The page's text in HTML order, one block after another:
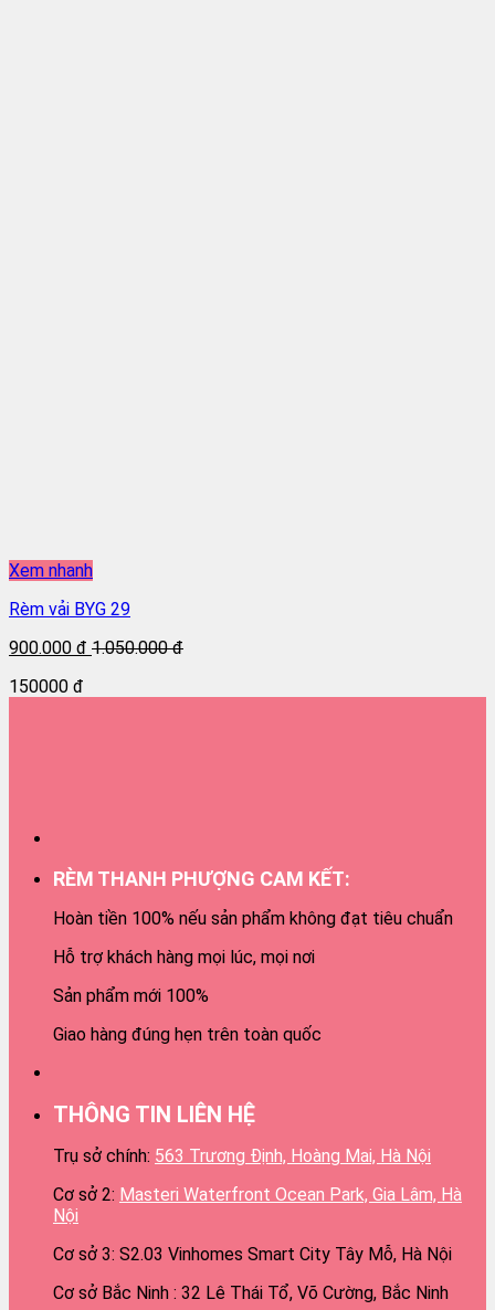
Xem nhanh
Rèm vải BYG 29
900.000 đ 1.050.000 đ
150000 đ
RÈM THANH PHƯỢNG CAM KẾT:
Hoàn tiền 100% nếu sản phẩm không đạt tiêu chuẩn
Hỗ trợ khách hàng mọi lúc, mọi nơi
Sản phẩm mới 100%
Giao hàng đúng hẹn trên toàn quốc
THÔNG TIN LIÊN HỆ
Trụ sở chính: 563 Trương Định, Hoàng Mai, Hà Nội
Cơ sở 2: Masteri Waterfront Ocean Park, Gia Lâm, Hà
Nội
Cơ sở 3: S2.03 Vinhomes Smart City Tây Mỗ, Hà Nội
Cơ sở Bắc Ninh : 32 Lê Thái Tổ, Võ Cường, Bắc Ninh